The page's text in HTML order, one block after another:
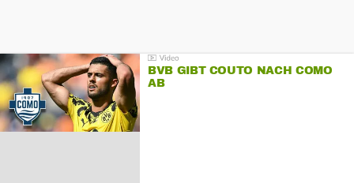
BVB GIBT COUTO NACH COMO
AB